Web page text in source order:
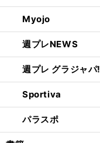
Myojo
週プレNEWS
週プレ グラジャパ!
Sportiva
パラスポ